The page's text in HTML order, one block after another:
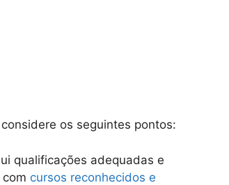
os seguintes pontos:
qualificações adequadas e
cursos reconhecidos e